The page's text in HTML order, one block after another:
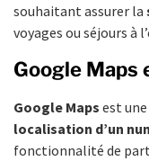
souhaitant assurer la
voyages ou séjours à
Google Maps
Google Maps est
localisation d’un
fonctionnalité de